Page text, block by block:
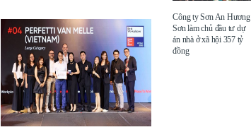
Công ty Sơn An Hương
Sơn làm chủ đầu tư dự
án nhà ở xã hội 357 tỷ
đồng